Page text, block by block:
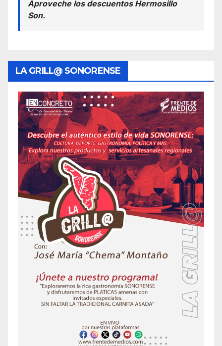
Aproveche los descuentos Hermosillo
Son.
LA GRILL@ SONORENSE